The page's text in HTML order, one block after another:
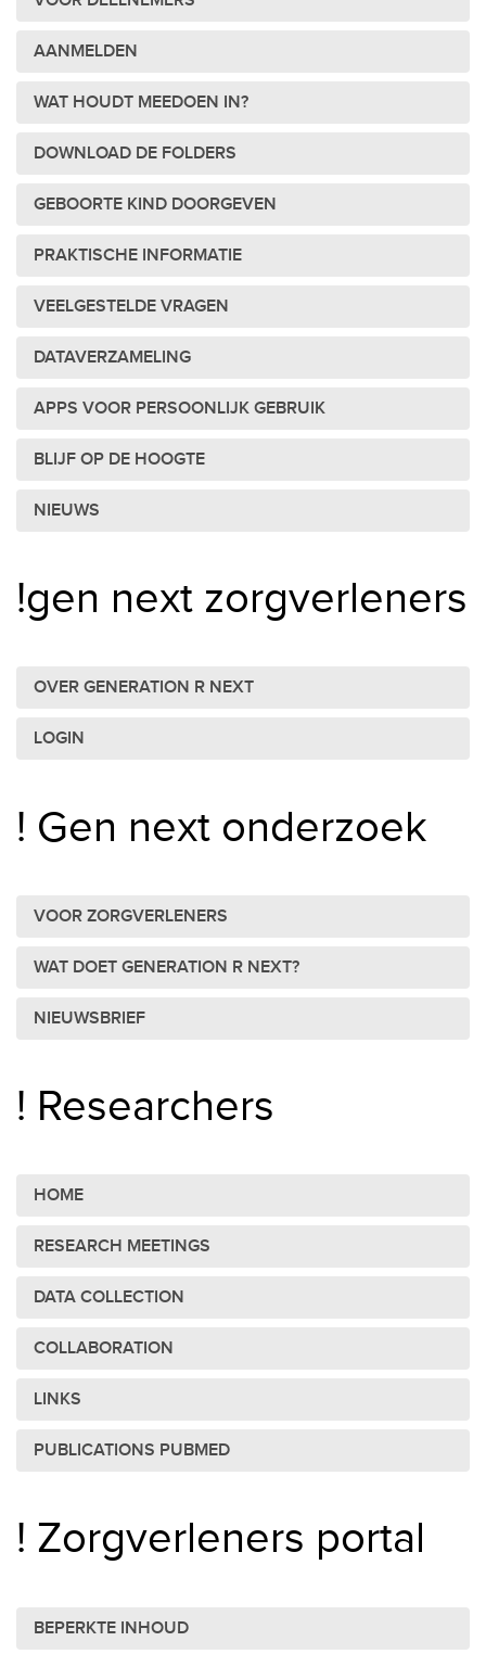
AANMELDEN
WAT HOUDT MEEDOEN IN?
DOWNLOAD DE FOLDERS
GEBOORTE KIND DOORGEVEN
PRAKTISCHE INFORMATIE
VEELGESTELDE VRAGEN
DATAVERZAMELING
APPS VOOR PERSOONLIJK GEBRUIK
BLIJF OP DE HOOGTE
NIEUWS
!gen next zorgverleners
OVER GENERATION R NEXT
LOGIN
! Gen next onderzoek
VOOR ZORGVERLENERS
WAT DOET GENERATION R NEXT?
NIEUWSBRIEF
! Researchers
HOME
RESEARCH MEETINGS
DATA COLLECTION
COLLABORATION
LINKS
PUBLICATIONS PUBMED
! Zorgverleners portal
BEPERKTE INHOUD